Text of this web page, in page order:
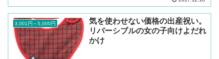
3,001円～5,000円
気を使わせない価格の出産祝い。
リバーシブルの女の子向けよだれ
かけ